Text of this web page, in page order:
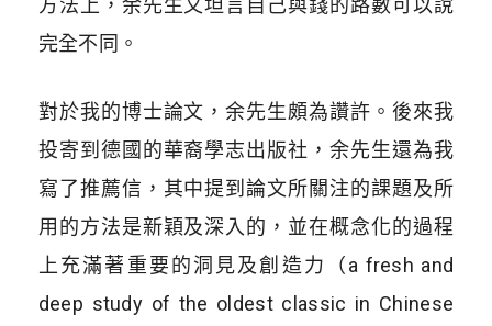
完全不同。
對於我的博士論文，余先生頗為讚許。後來我
投寄到德國的華裔學志出版社，余先生還為我
寫了推薦信，其中提到論文所關注的課題及所
用的方法是新穎及深入的，並在概念化的過程
上充滿著重要的洞見及創造力（a fresh and
deep study of the oldest classic in Chinese